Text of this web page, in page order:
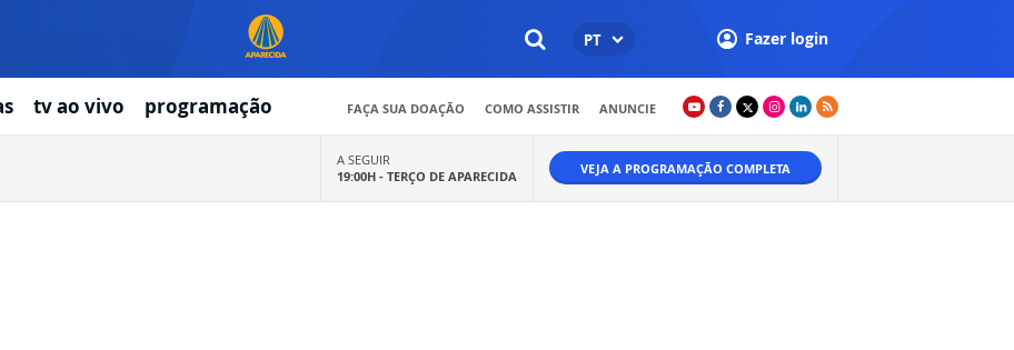
PT Fazer login
tv ao vivo programação FAÇA SUA DOAÇÃO COMO ASSISTIR ANUNCIE
A SEGUIR
19:00H - TERÇO DE APARECIDA VEJA A PROGRAMAÇÃO COMPLETA